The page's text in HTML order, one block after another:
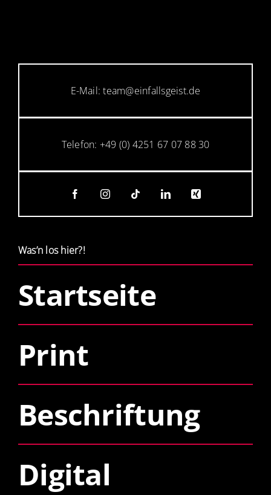
E-Mail: team@einfallsgeist.de
Telefon: +49 (0) 4251 67 07 88 30
Was’n los hier?!
Startseite
Print
Beschriftung
Digital